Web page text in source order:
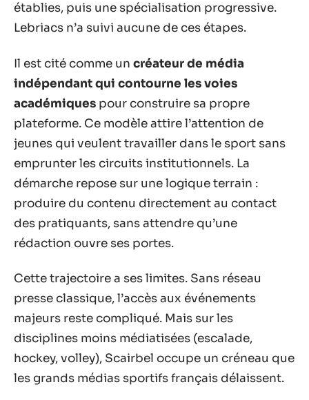
établies, puis une spécialisation progressive.
Lebriacs n’a suivi aucune de ces étapes.
Il est cité comme un créateur de média
indépendant qui contourne les voies
académiques pour construire sa propre
plateforme. Ce modèle attire l’attention de
jeunes qui veulent travailler dans le sport sans
emprunter les circuits institutionnels. La
démarche repose sur une logique terrain :
produire du contenu directement au contact
des pratiquants, sans attendre qu’une
rédaction ouvre ses portes.
Cette trajectoire a ses limites. Sans réseau
presse classique, l’accès aux événements
majeurs reste compliqué. Mais sur les
disciplines moins médiatisées (escalade,
hockey, volley), Scairbel occupe un créneau que
les grands médias sportifs français délaissent.